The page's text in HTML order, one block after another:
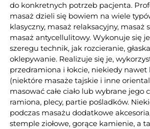
do konkretnych potrzeb pacjenta.
masaż dzieli się bowiem na wiele
klasyczny, masaż relaksacyjny, masaż
masaż antycellulitowy. Wykonuje się
szeregu technik, jak rozcieranie,
oklepywanie. Realizuje się je,
przedramiona i łokcie, niekiedy nawet
(niektóre masaże tajskie i inne
masować całe ciało lub wybrane jego
ramiona, plecy, partie pośladków.
podczas masażu dodatkowe
stemple ziołowe, gorące kamienie, a